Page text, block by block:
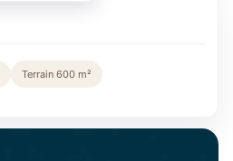
Terrain 600 m²